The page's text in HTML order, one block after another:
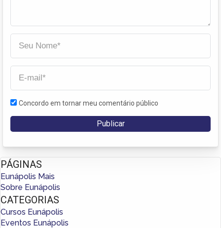
Concordo em tornar meu comentário público
PÁGINAS
Eunápolis Mais
Sobre Eunápolis
CATEGORIAS
Cursos Eunápolis
Eventos Eunápolis